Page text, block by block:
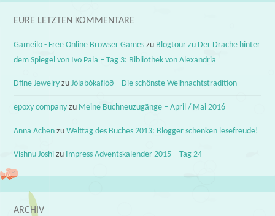
EURE LETZTEN KOMMENTARE
Gameilo - Free Online Browser Games zu Blogtour zu Der Drache hinter
dem Spiegel von Ivo Pala – Tag 3: Bibliothek von Alexandria
Dfine Jewelry zuJólabókaflóð – Die schönste Weihnachtstradition
epoxy company zu Meine Buchneuzugänge – April / Mai 2016
Anna Achen zuWelttag des Buches 2013: Blogger schenken lesefreude!
Vishnu Joshi zu Impress Adventskalender 2015 – Tag 24
ARCHIV